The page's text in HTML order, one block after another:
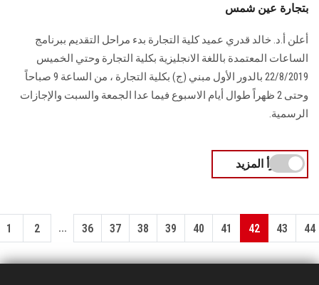
بتجارة عين شمس
أعلن أ.د. خالد قدري عميد كلية التجارة بدء مراحل التقديم ببرنامج
الساعات المعتمدة باللغة الانجليزية بكلية التجارة وحتي الخميس
22/8/2019 بالدور الأول مبني (ج) بكلية التجارة ، من الساعة 9 صباحاً
وحتى 2 ظهراً طوال أيام الاسبوع فيما عدا الجمعة والسبت والإجازات
الرسمية.
اقرأ المزيد
1 2 ... 36 37 38 39 40 41 42 43 44